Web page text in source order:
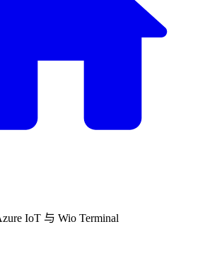
IoT 与 Wio Terminal